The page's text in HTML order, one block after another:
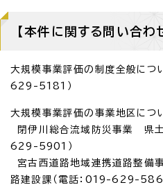
【本件に関する問い合わ
大規模事業評価の制度全般につ
629-5181）
大規模事業評価の事業地区につい
閉伊川総合流域防災事業 県土
629-5901）
宮古西道路地域連携道路整備
路建設課（電話：019-629-